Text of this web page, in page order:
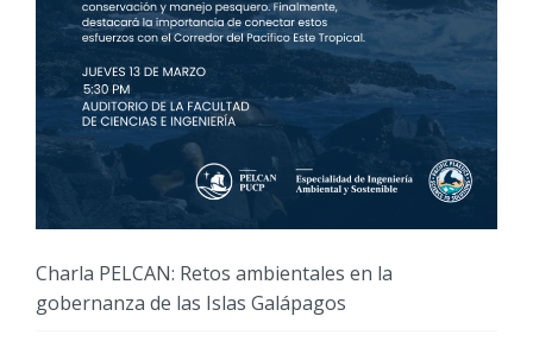
Charla PELCAN: Retos ambientales en la
gobernanza de las Islas Galápagos